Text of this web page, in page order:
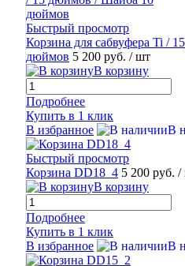
Быстрый просмотр
Корзина для сабвуфера Ti /
дюймов 5 200 руб. / шт
В корзину
Подробнее
Купить в 1 клик
В избранное
В
Быстрый просмотр
Корзина DD18_4 5 200 руб. /
В корзину
Подробнее
Купить в 1 клик
В избранное
В